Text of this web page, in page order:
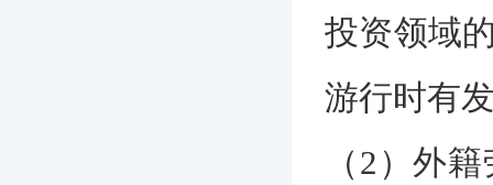
投资领域
游行时有
（2）外